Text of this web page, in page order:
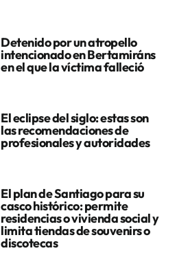
Detenido por un atropello
intencionado en Bertamiráns
en el que la víctima falleció
El eclipse del siglo: estas son
las recomendaciones de
profesionales y autoridades
El plan de Santiago para su
casco histórico: permite
residencias o vivienda social y
limita tiendas de souvenirs o
discotecas